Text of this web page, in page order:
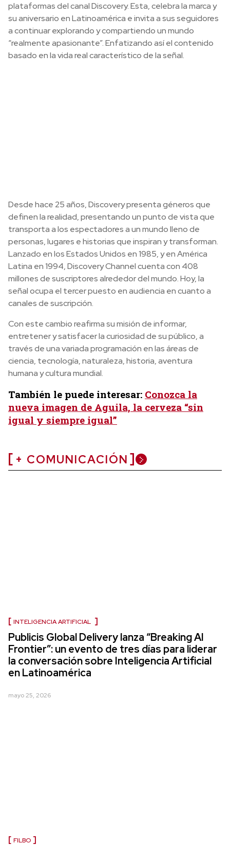
plataformas del canal Discovery. Esta, celebra la marca y
su aniversario en Latinoamérica e invita a sus seguidores
a continuar explorando y compartiendo un mundo
“realmente apasionante”. Enfatizando así el contenido
basado en la vida real característico de la señal.
Desde hace 25 años, Discovery presenta géneros que
definen la realidad, presentando un punto de vista que
transporta a los espectadores a un mundo lleno de
personas, lugares e historias que inspiran y transforman.
Lanzado en los Estados Unidos en 1985, y en América
Latina en 1994, Discovery Channel cuenta con 408
millones de suscriptores alrededor del mundo. Hoy, la
señal ocupa el tercer puesto en audiencia en cuanto a
canales de suscripción.
Con este cambio reafirma su misión de informar,
entretener y satisfacer la curiosidad de su público, a
través de una variada programación en las áreas de
ciencia, tecnología, naturaleza, historia, aventura
humana y cultura mundial.
También le puede interesar: Conozca la
nueva imagen de Aguila, la cerveza “sin
igual y siempre igual”
+ COMUNICACIÓN
INTELIGENCIA ARTIFICIAL
Publicis Global Delivery lanza “Breaking AI
Frontier”: un evento de tres días para liderar
la conversación sobre Inteligencia Artificial
en Latinoamérica
mayo 25, 2026
FILBO